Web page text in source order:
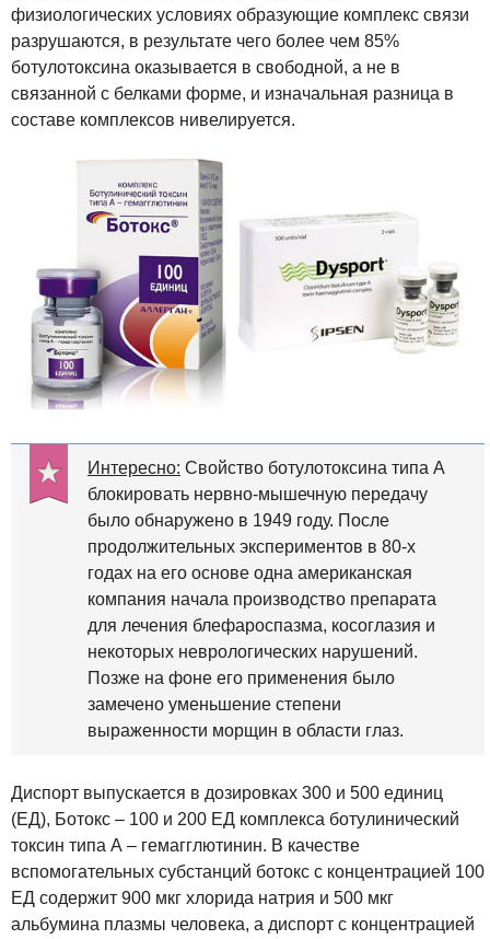
физиологических условиях образующие комплекс связи
разрушаются, в результате чего более чем 85%
ботулотоксина оказывается в свободной, а не в
связанной с белками форме, и изначальная разница в
составе комплексов нивелируется.
Интересно: Свойство ботулотоксина типа А
блокировать нервно-мышечную передачу
было обнаружено в 1949 году. После
продолжительных экспериментов в 80-х
годах на его основе одна американская
компания начала производство препарата
для лечения блефароспазма, косоглазия и
некоторых неврологических нарушений.
Позже на фоне его применения было
замечено уменьшение степени
выраженности морщин в области глаз.
Диспорт выпускается в дозировках 300 и 500 единиц
(ЕД), Ботокс – 100 и 200 ЕД комплекса ботулинический
токсин типа А – гемагглютинин. В качестве
вспомогательных субстанций ботокс с концентрацией 100
ЕД содержит 900 мкг хлорида натрия и 500 мкг
альбумина плазмы человека, а диспорт с концентрацией